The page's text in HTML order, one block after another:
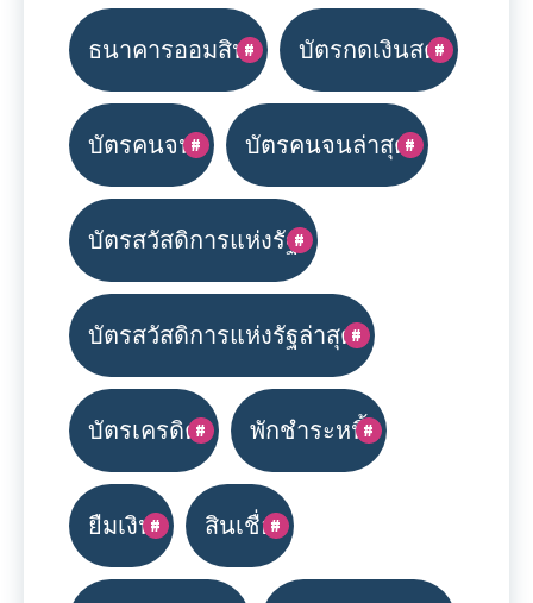
ธนาคารออมสิน บัตรกดเงินสด
บัตรคนจน บัตรคนจนล่าสุด
บัตรสวัสดิการแห่งรัฐ
บัตรสวัสดิการแห่งรัฐล่าสุด
บัตรเครดิต พักชำระหนี้
ยืมเงิน สินเชื่อ